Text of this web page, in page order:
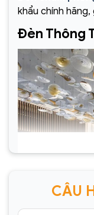
khẩu chính
Đèn Thông
CÂU